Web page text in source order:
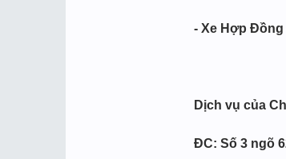
- Xe Hợp
Dịch vụ của
ĐC: Số 3 ngõ